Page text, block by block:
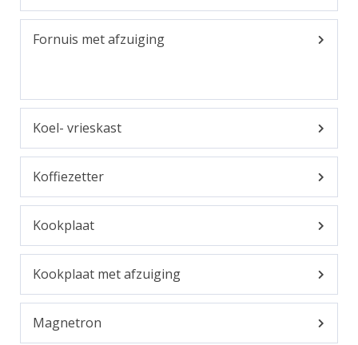
Fornuis met afzuiging
Koel- vrieskast
Koffiezetter
Kookplaat
Kookplaat met afzuiging
Magnetron